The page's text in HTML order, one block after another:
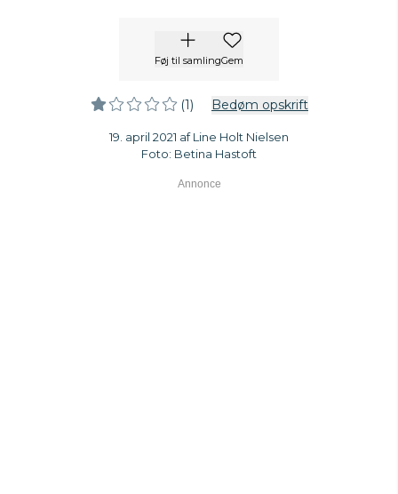
Føj til samlingGem
(1) Bedøm opskrift
19. april 2021 af Line Holt Nielsen
Foto: Betina Hastoft